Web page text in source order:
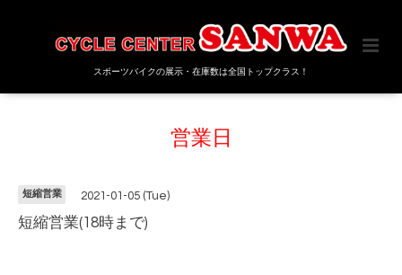
スポーツバイクの展示・在庫数は全国トップクラス！
営業日
短縮営業 2021-01-05 (Tue)
短縮営業(18時まで)